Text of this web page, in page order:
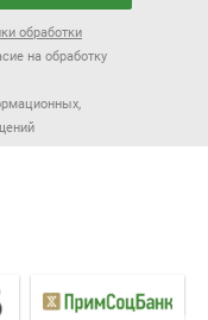
обработки
на обработку